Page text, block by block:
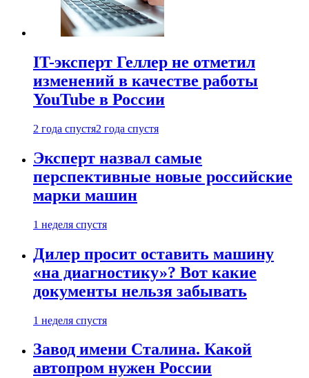
IT-эксперт Геллер не отметил
изменений в качестве работы
YouTube в России
2 года спустя2 года спустя
Эксперт назвал самые
перспективные новые российские
марки машин
1 неделя спустя
Дилер просит оставить машину
«на диагностику»? Вот какие
документы нельзя забывать
1 неделя спустя
Завод имени Сталина. Какой
автопром нужен России